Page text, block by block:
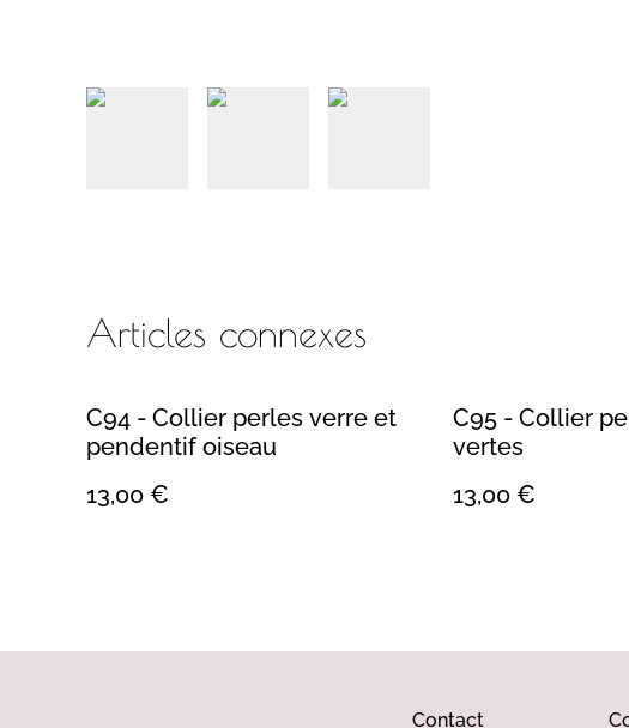
Articles connexes
C94 - Collier perles verre et
pendentif oiseau
13,00 €
C95 - Collier
vertes
13,00 €
Contact